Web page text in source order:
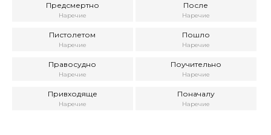
Предсмертно
Наречие
После
Наречие
Пистолетом
Наречие
Пошло
Наречие
Правосудно
Наречие
Поучительно
Наречие
Привходяще
Наречие
Поначалу
Наречие